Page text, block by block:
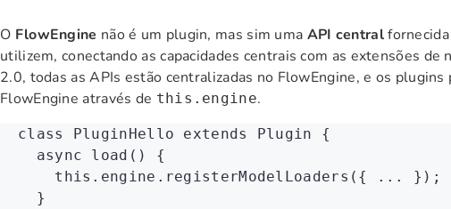
O FlowEngine não é um plugin, mas sim uma API centralfornecida
utilizem, conectando as capacidades centrais com as extensões de
2.0, todas as APIs estão centralizadas no FlowEngine, e os plugins
FlowEngine através de this.engine.
class PluginHello extends Plugin {
  async
load () {
    this
. engine .registerModelLoaders ({ ...
});
  }